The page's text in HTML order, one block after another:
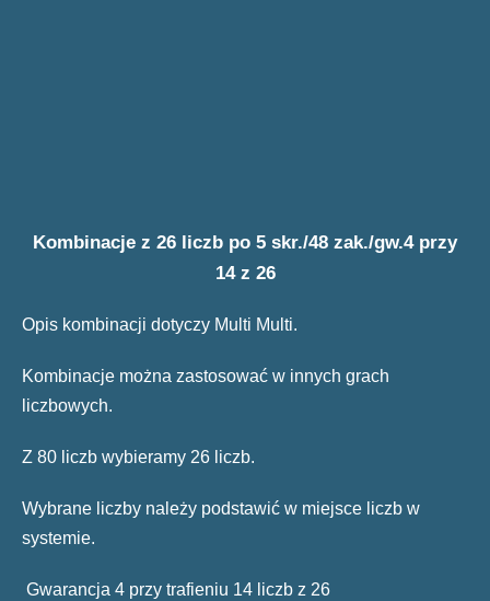
Kombinacje z 26 liczb po 5 skr./48 zak./gw.4 przy
14 z 26
Opis kombinacji dotyczy Multi Multi.
Kombinacje można zastosować w innych grach
liczbowych.
Z 80 liczb wybieramy 26 liczb.
Wybrane liczby należy podstawić w miejsce liczb w
systemie.
Gwarancja 4 przy trafieniu 14 liczb z 26